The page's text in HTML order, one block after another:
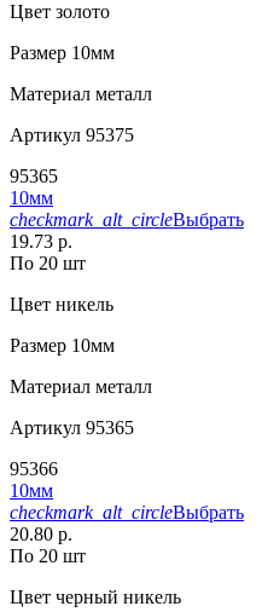
Цвет золото
Размер 10мм
Материал металл
Артикул 95375
95365
10мм
checkmark_alt_circleВыбрать
19.73 р.
По 20 шт
Цвет никель
Размер 10мм
Материал металл
Артикул 95365
95366
10мм
checkmark_alt_circleВыбрать
20.80 р.
По 20 шт
Цвет черный никель